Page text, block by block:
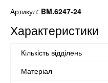
Артикул: BM.6247-24
Характеристики
Кількість відділень
Матеріал